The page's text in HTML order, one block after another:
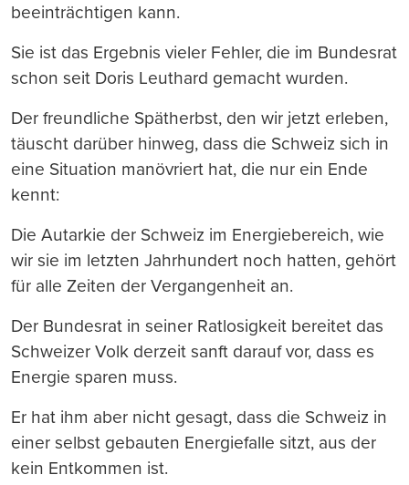
beeinträchtigen kann.
Sie ist das Ergebnis vieler Fehler, die im Bundesrat
schon seit Doris Leuthard gemacht wurden.
Der freundliche Spätherbst, den wir jetzt erleben,
täuscht darüber hinweg, dass die Schweiz sich in
eine Situation manövriert hat, die nur ein Ende
kennt:
Die Autarkie der Schweiz im Energiebereich, wie
wir sie im letzten Jahrhundert noch hatten, gehört
für alle Zeiten der Vergangenheit an.
Der Bundesrat in seiner Ratlosigkeit bereitet das
Schweizer Volk derzeit sanft darauf vor, dass es
Energie sparen muss.
Er hat ihm aber nicht gesagt, dass die Schweiz in
einer selbst gebauten Energiefalle sitzt, aus der
kein Entkommen ist.